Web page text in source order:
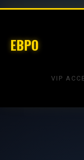
EBPO
VIP